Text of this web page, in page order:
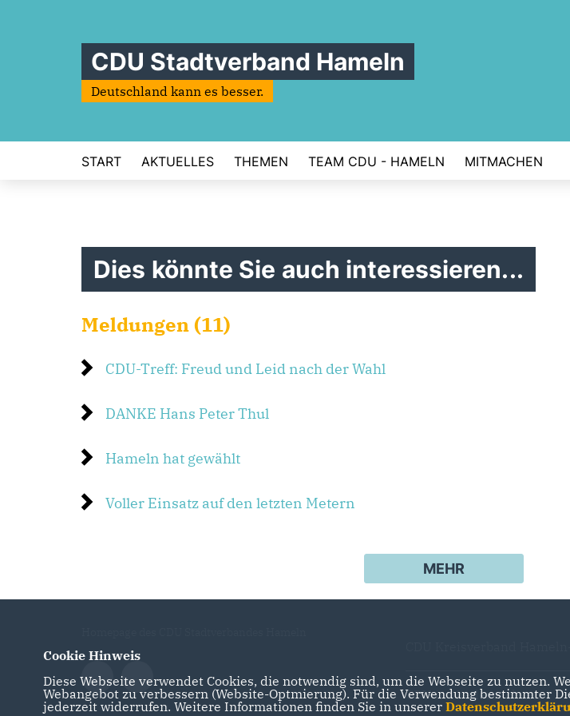
CDU Stadtverband Hameln
Deutschland kann es besser.
START AKTUELLES THEMEN TEAM CDU - HAMELN MITMACHEN
Dies könnte Sie auch interessieren...
Meldungen (11)
CDU-Treff: Freud und Leid nach der Wahl
DANKE Hans Peter Thul
Hameln hat gewählt
Voller Einsatz auf den letzten Metern
MEHR
CDU in Niedersachsen
Cookie Hinweis
Diese Webseite verwendet Cookies, die notwendig sind, um die Webseite zu
Webangebot zu verbessern (Website-Optmierung). Für die Verwendung bestimmter
jederzeit widerrufen. Weitere Informationen finden Sie in unserer